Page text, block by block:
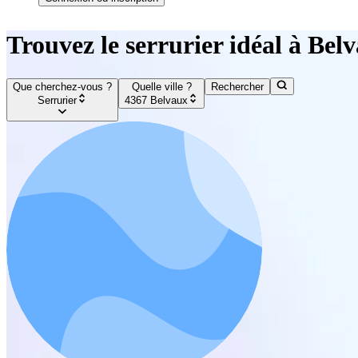
Trouvez le serrurier idéal à
Que cherchez-vous ?
Serrurier
Quelle ville ?
4367 Belvaux
Rechercher